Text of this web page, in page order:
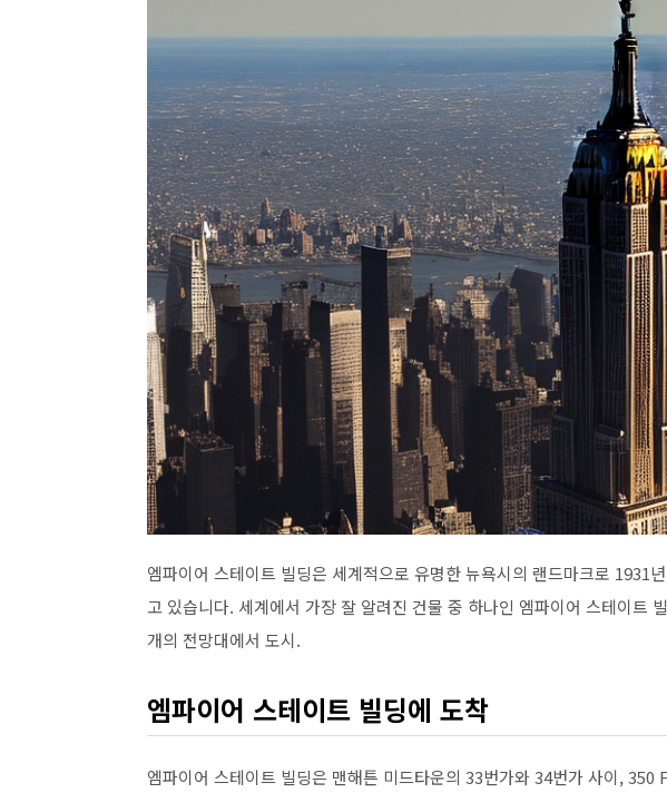
엠파이어 스테이트 빌딩은 세계적으로 유명한 뉴욕시의 랜드마크로 1931
고 있습니다. 세계에서 가장 잘 알려진 건물 중 하나인 엠파이어 스테이트
개의 전망대에서 도시.
엠파이어 스테이트 빌딩에 도착
엠파이어 스테이트 빌딩은 맨해튼 미드타운의 33번가와 34번가 사이,